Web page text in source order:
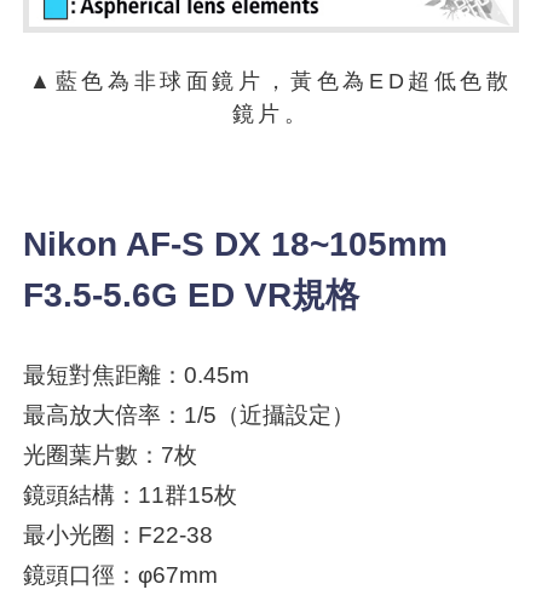
▲藍色為非球面鏡片，黃色為ED超低色散
鏡片。
Nikon AF-S DX 18~105mm
F3.5-5.6G ED VR規格
最短對焦距離：0.45m
最高放大倍率：1/5（近攝設定）
光圈葉片數：7枚
鏡頭結構：11群15枚
最小光圈：F22-38
鏡頭口徑：φ67mm